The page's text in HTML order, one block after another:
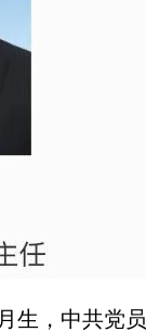
，中共党